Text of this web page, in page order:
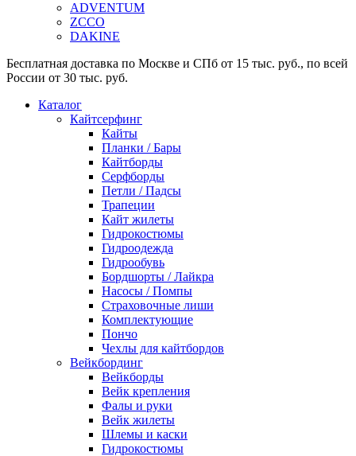
ADVENTUM
ZCCO
DAKINE
Бесплатная доставка по Москве и СПб от 15 тыс. руб., по всей
России от 30 тыс. руб.
Каталог
Кайтсерфинг
Кайты
Планки / Бары
Кайтборды
Серфборды
Петли / Падсы
Трапеции
Кайт жилеты
Гидрокостюмы
Гидроодежда
Гидрообувь
Бордшорты / Лайкра
Насосы / Помпы
Страховочные лиши
Комплектующие
Пончо
Чехлы для кайтбордов
Вейкбординг
Вейкборды
Вейк крепления
Фалы и руки
Вейк жилеты
Шлемы и каски
Гидрокостюмы